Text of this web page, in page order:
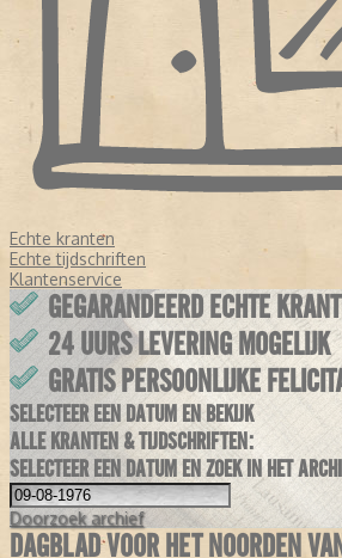
Echte kranten
Echte tijdschriften
Klantenservice
GEGARANDEERD ECHTE
24 UURS LEVERING MOGELIJK
GRATIS PERSOONLIJKE
SELECTEER EEN DATUM EN BEKIJK
ALLE KRANTEN & TIJDSCHRIFTEN:
SELECTEER EEN DATUM EN ZOEK IN HET
Doorzoek archief
DAGBLAD VOOR HET NOORDEN